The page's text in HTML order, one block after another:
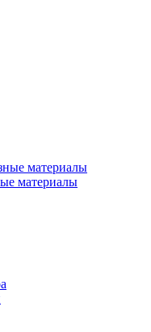
материалы
материалы